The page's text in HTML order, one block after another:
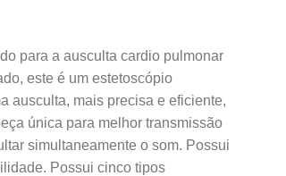
para a ausculta cardio pulmonar
este é um estetoscópio
ausculta, mais precisa e eficiente,
única para melhor transmissão
simultaneamente o som. Possui
Possui cinco tipos